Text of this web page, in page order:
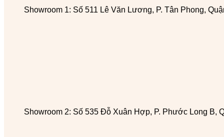
Showroom 1: Số 511 Lê Văn Lương, P. Tân Phong,
Showroom 2: Số 535 Đỗ Xuân Hợp, P. Phước Long B,